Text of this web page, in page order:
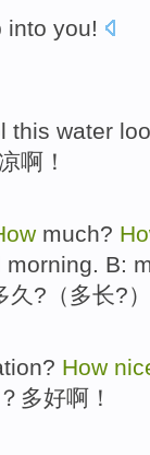
into you!
this water
啊！
much?
morning. B:
久 ?（ 多长?
? How
？ 多好啊 ！